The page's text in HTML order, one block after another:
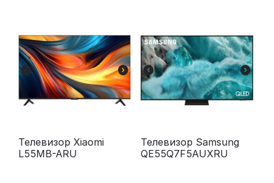
Телевизор Xiaomi
L55MB-ARU
Телевизор Samsung
QE55Q7F5AUXRU